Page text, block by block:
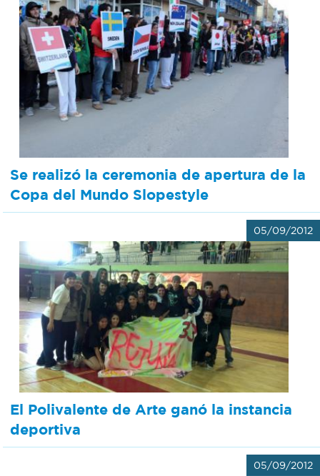
Se realizó la ceremonia de apertura de la
Copa del Mundo Slopestyle
05/09/2012
El Polivalente de Arte ganó la instancia
deportiva
05/09/2012